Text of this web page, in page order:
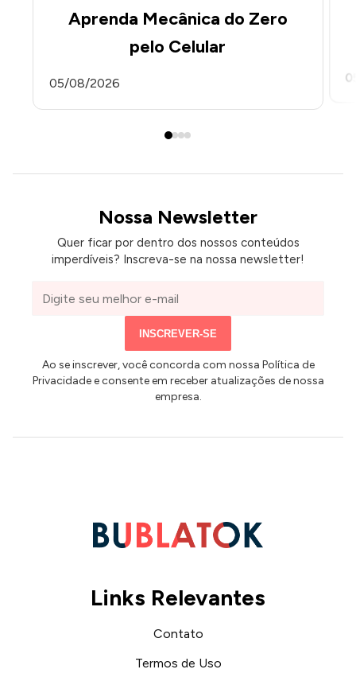
Aprenda Mecânica do Zero
pelo Celular
05/08/2026
Nossa Newsletter
Quer ficar por dentro dos nossos conteúdos
imperdíveis? Inscreva-se na nossa newsletter!
mail
INSCREVER-SE
Ao se inscrever, você concorda com nossa Política de
Privacidade e consente em receber atualizações de nossa
empresa.
Links Relevantes
Contato
Termos de Uso